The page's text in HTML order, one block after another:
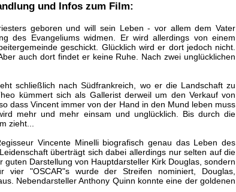
und Infos zum Film:
geboren und will sein Leben - vor allem dem Vater
des Evangeliums widmen. Er wird allerdings von einem
geschickt. Glücklich wird er dort jedoch nicht.
auch dort findet er keine Ruhe. Nach zwei unglücklichen
schließlich nach Südfrankreich, wo er die Landschaft zu
kümmert sich als Gallerist derweil um den Verkauf von
dass Vincent immer von der Hand in den Mund leben muss
mehr und mehr einsam und unglücklich. Bis durch die
zieht...
Vincente Minelli biografisch genau das Leben des
überträgt sich dabei allerdings nur selten auf die
Darstellung von Hauptdarsteller Kirk Douglas, sondern
"OSCAR"s wurde der Streifen nominiert, Douglas,
Nebendarsteller Anthony Quinn konnte eine der goldenen